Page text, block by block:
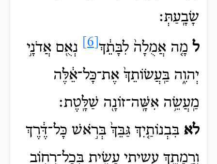
שָׂבָֽעַתְּ׃
ל מָ֤ה אֲמֻלָה֙ לִבָּתֵ֔ךְ
נְאֻ֖ם אֲדֹנָ֣י
יְהוִ֑ה בַּֽעֲשׂוֹתֵךְ֙ אֶת־כָּל־אֵ֔לֶּה
מַֽעֲשֵׂ֥ה אִשָּֽׁה־זוֹנָ֖ה שַׁלָּֽטֶת׃
לא בִּבְנוֹתַ֤יִךְ גַּבֵּךְ֙ בְּרֹ֣אשׁ כָּל־דֶּ֔רֶךְ
וְרָֽמָתֵ֥ךְ עשיתי עָשִׂ֖ית בְּכָל־רְח֑וֹב